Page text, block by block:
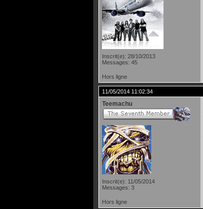
Inscrit(e): 28/10/2013
Messages: 45
Hors ligne
11/05/2014 11:02:34
Teemachu
Inscrit(e): 11/05/2014
Messages: 3
Hors ligne